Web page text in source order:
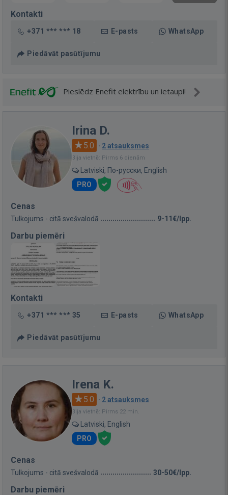
Kontakti
+371 *** *** 18 E-pasts WhatsApp
Piedāvāt pasūtījumu
Pieslēdz Enefit elektrību un ietaupi!
Irina D.
5.0 · 2 atsauksmes
Bija vietnē: Pirms 6 dienām
Latviski, По-русски, English
PRO
Cenas
Tulkojums - citā svešvalodā 9-11€/lpp.
Darbu piemēri
Kontakti
+371 *** *** 35 E-pasts WhatsApp
Piedāvāt pasūtījumu
Irena K.
5.0 · 2 atsauksmes
Bija vietnē: Pirms 22 min.
Latviski, English
PRO
Cenas
Tulkojums - citā svešvalodā 30-50€/lpp.
Darbu piemēri